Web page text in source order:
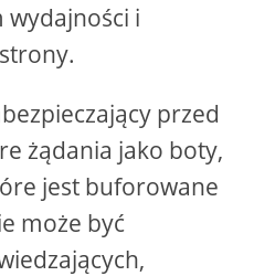
i
przed
żądania jako boty,
jest buforowane
może być